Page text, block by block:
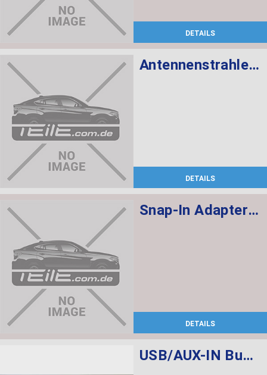
DETAILS
Antennenstrahler Dualband NETZ GSM / PCN
DETAILS
Snap-In Adapter Basic IPHONE 4/4S
DETAILS
USB/AUX-IN Buchse